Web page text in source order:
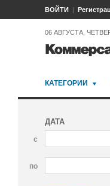
ВОЙТИ
06 АВГУСТА,
КАТЕГОРИИ
ДАТА
с
по